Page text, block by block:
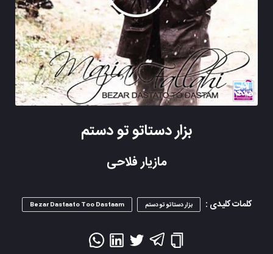
بزار دستاتو تو دستم
مازیار فلاحی
کلمات کلیدی : بزار دستاتو تو دستم Bezar Dastaato Too Dastaam